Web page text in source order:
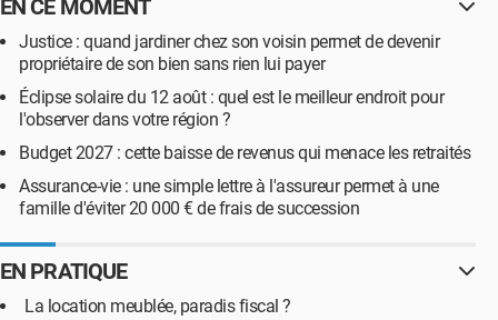
EN CE MOMENT
Justice : quand jardiner chez son voisin permet de devenir
propriétaire de son bien sans rien lui payer
Éclipse solaire du 12 août : quel est le meilleur endroit pour
l'observer dans votre région ?
Budget 2027 : cette baisse de revenus qui menace les retraités
Assurance-vie : une simple lettre à l'assureur permet à une
famille d'éviter 20 000 € de frais de succession
EN PRATIQUE
La location meublée, paradis fiscal ?